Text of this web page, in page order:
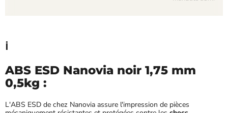
ℹ️
ABS ESD Nanovia noir 1,75 mm
0,5kg :
L'ABS ESD de chez Nanovia assure l'impression de pièces